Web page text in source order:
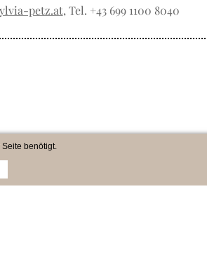
petz.at, Tel. +43 699 1100 8040
benötigt.